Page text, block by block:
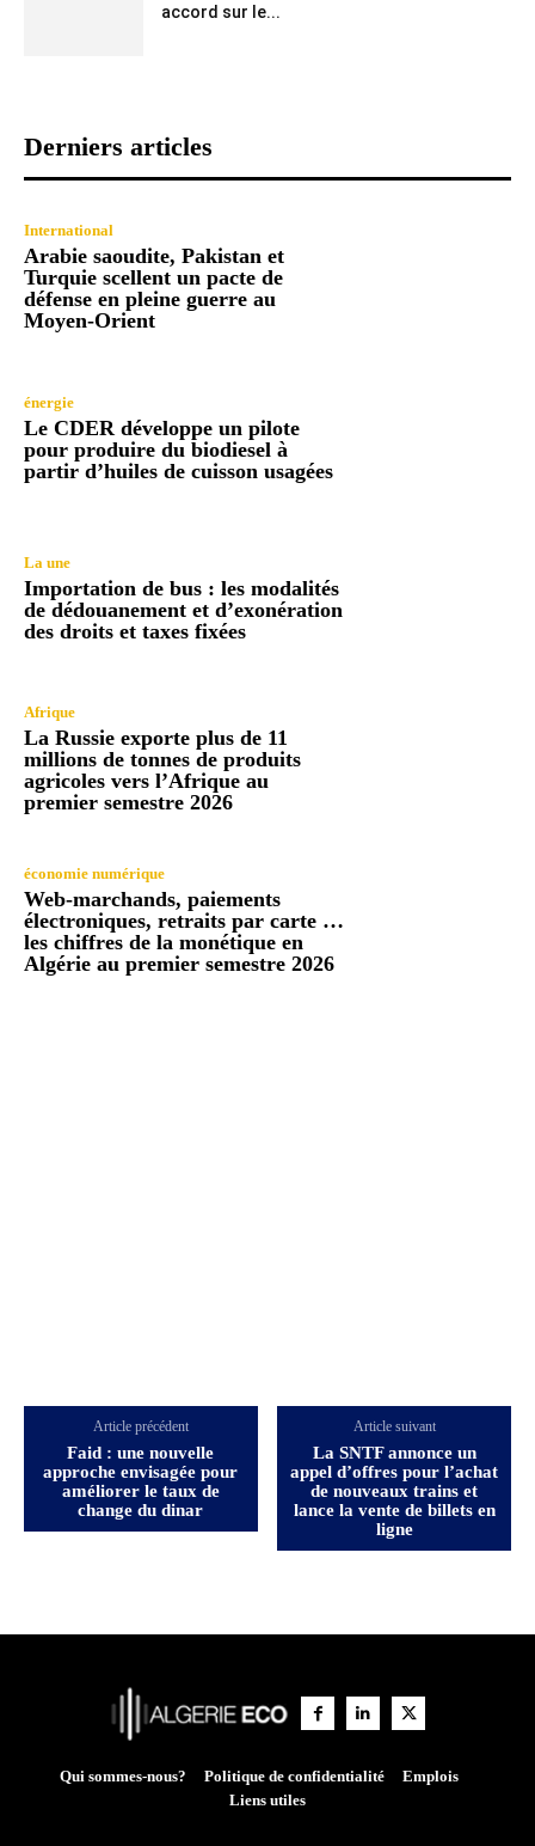
accord sur le...
Derniers articles
International
Arabie saoudite, Pakistan et
Turquie scellent un pacte de
défense en pleine guerre au
Moyen-Orient
énergie
Le CDER développe un pilote
pour produire du biodiesel à
partir d’huiles de cuisson usagées
La une
Importation de bus : les modalités
de dédouanement et d’exonération
des droits et taxes fixées
Afrique
La Russie exporte plus de 11
millions de tonnes de produits
agricoles vers l’Afrique au
premier semestre 2026
économie numérique
Web-marchands, paiements
électroniques, retraits par carte …
les chiffres de la monétique en
Algérie au premier semestre 2026
Article précédent
Faid : une nouvelle
approche envisagée pour
améliorer le taux de
change du dinar
Article suivant
La SNTF annonce un
appel d’offres pour l’achat
de nouveaux trains et
lance la vente de billets en
ligne
Qui sommes-nous? Politique de confidentialité
Emplois
Liens utiles